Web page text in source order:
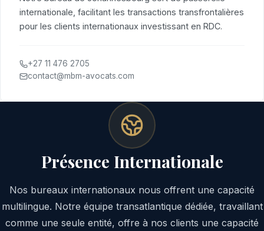
internationale, facilitant les transactions transfrontalières
pour les clients internationaux investissant en RDC.
+27 11 476 2705
contact@mbm-avocats.com
Présence Internationale
Nos bureaux internationaux nous offrent une capacité
multilingue. Notre équipe transatlantique dédiée, travaillant
comme une seule entité, offre à nos clients une capacité